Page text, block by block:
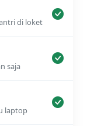
di loket
saja
laptop